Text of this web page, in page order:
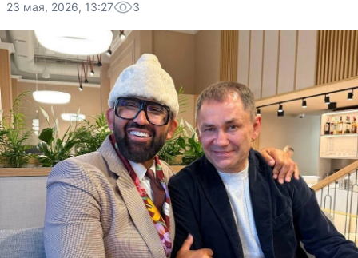
23 мая, 2026, 13:27 3